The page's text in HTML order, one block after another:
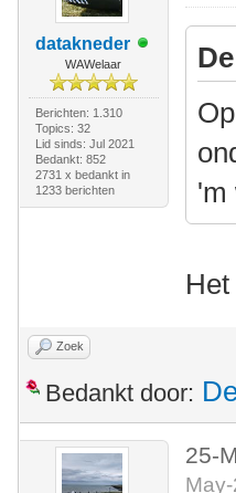
datakneder
WAWelaar
Berichten: 1.310
Topics: 32
Lid sinds: Jul 2021
Bedankt: 852
2731 x bedankt in
1233 berichten
'm
Zoek
Bedankt door:
25-